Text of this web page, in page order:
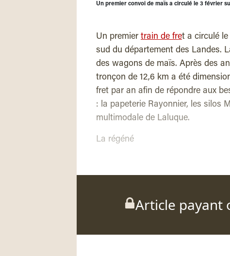
Un premier convoi de maïs a circulé le 3 février
Un premier train de fret a circulé
sud du département des Landes.
des wagons de maïs. Après des
tronçon de 12,6 km a été
fret par an afin de répondre aux
: la papeterie Rayonnier, les silos
multimodale de Laluque.
La régéné
Article payant